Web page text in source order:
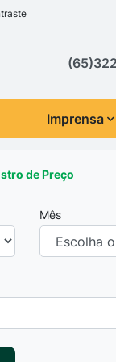
de
Imprensa
de Preço
Mês